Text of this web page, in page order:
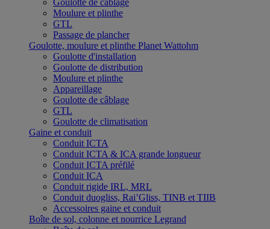
Goulotte de câblage
Moulure et plinthe
GTL
Passage de plancher
Goulotte, moulure et plinthe Planet Wattohm
Goulotte d'installation
Goulotte de distribution
Moulure et plinthe
Appareillage
Goulotte de câblage
GTL
Goulotte de climatisation
Gaine et conduit
Conduit ICTA
Conduit ICTA & ICA grande longueur
Conduit ICTA préfilé
Conduit ICA
Conduit rigide IRL, MRL
Conduit duogliss, Rai’Gliss, TINB et TIIB
Accessoires gaine et conduit
Boîte de sol, colonne et nourrice Legrand